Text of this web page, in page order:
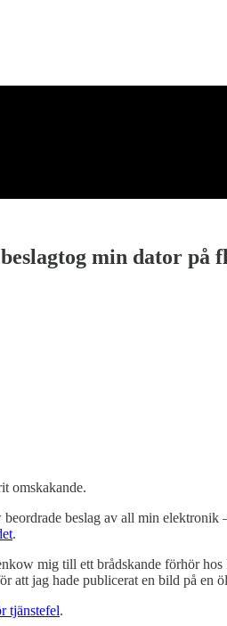
min dator på
omskakande.
beslag av all min elektronik
.
mig till ett brådskande förhör hos
att jag hade publicerat en bild på en
tjänstefel.